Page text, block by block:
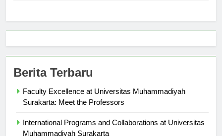
Berita Terbaru
Faculty Excellence at Universitas Muhammadiyah
International Programs and Collaborations at Universitas